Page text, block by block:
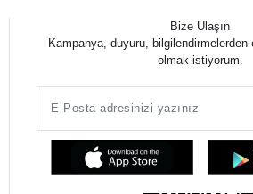
Bize Ulaşın
Kampanya, duyuru, bilgilendirmelerden
olmak istiyorum.